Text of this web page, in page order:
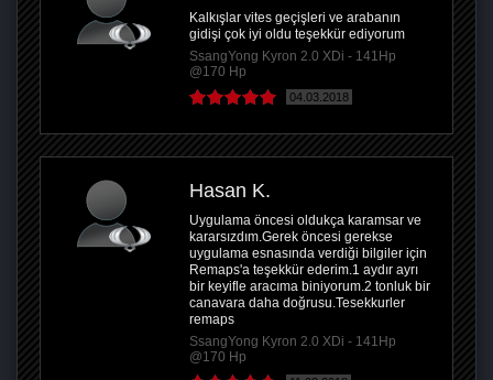
Kalkışlar vites geçişleri ve arabanın
gidişi çok iyi oldu teşekkür ediyorum
SsangYong Kyron 2.0 XDi - 141Hp
@170 Hp
04.03.2018
Hasan K.
Uygulama öncesi oldukça karamsar ve
kararsızdım.Gerek öncesi gerekse
uygulama esnasında verdiği bilgiler için
Remaps'a teşekkür ederim.1 aydır ayrı
bir keyifle aracıma biniyorum.2 tonluk bir
canavara daha doğrusu.Tesekkurler
remaps
SsangYong Kyron 2.0 XDi - 141Hp
@170 Hp